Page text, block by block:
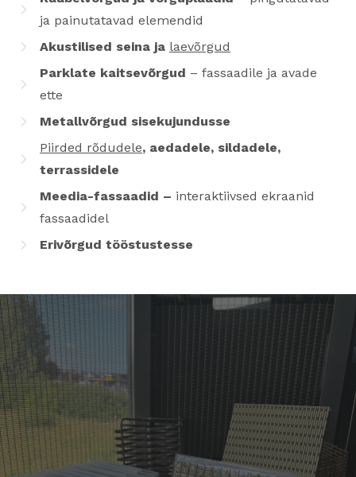
ja painutatavad elemendid
Akustilised seina ja laevõrgud
Parklate kaitsevõrgud – fassaadile ja avade
ette
Metallvõrgud sisekujundusse
Piirded rõdudele, aedadele, sildadele,
terrassidele
Meedia-fassaadid – interaktiivsed ekraanid
fassaadidel
Erivõrgud tööstustesse